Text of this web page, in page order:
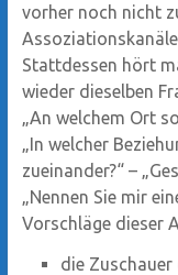
vorher noch nicht
Stattdessen hört
wieder dieselben
„An welchem Ort
„In welcher
zueinander?“ –
„Nennen Sie mir
Vorschläge dieser
die